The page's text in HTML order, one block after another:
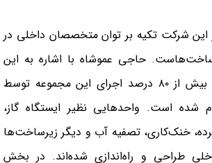
این شرکت تکیه بر توان متخصصان داخلی در
حاجی عموشاه با اشاره به این
موضوع اظهار داشت: بیش از ۸۰ درصد اجرای این مجموعه توسط
شده است. واحدهایی نظیر ایستگاه گاز،
خنک‌کاری، تصفیه آب و دیگر زیرساخت‌ها
طراحی و راه‌اندازی شده‌اند. در بخش